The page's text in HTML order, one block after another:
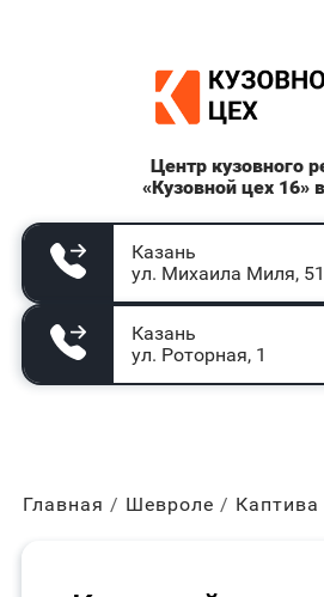
Центр кузовного
«Кузовной цех 16»
Казань
ул. Михаила Миля, 51
Казань
ул. Роторная, 1
Главная Шевроле Каптива